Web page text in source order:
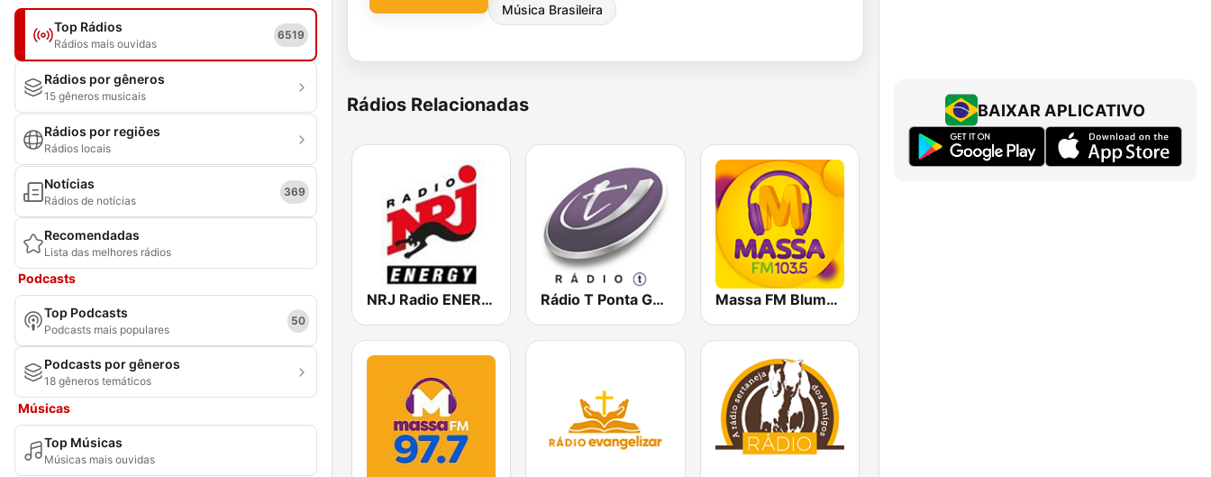
Top Rádios
Rádios mais ouvidas
6519
Rádios por gêneros
15 gêneros musicais
Rádios por regiões
Rádios locais
Notícias
Rádios de notícias
369
Recomendadas
Lista das melhores rádios
Podcasts
Top Podcasts
Podcasts mais populares
50
Podcasts por gêneros
18 gêneros temáticos
Músicas
Top Músicas
Músicas mais ouvidas
Música Brasileira
Rádios Relacionadas
NRJ Radio ENERGY Rádio T Ponta Grossa Massa FM Blumenau
BAIXAR APLICATIVO